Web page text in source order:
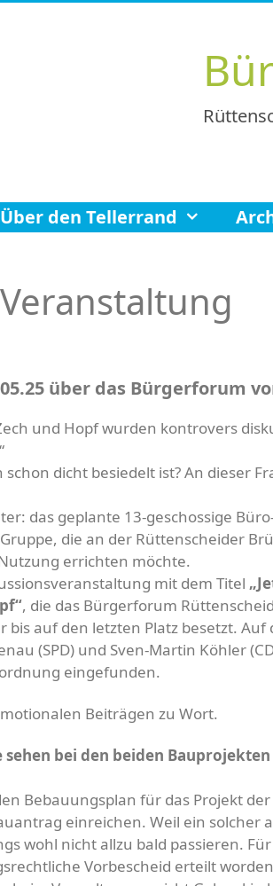
Über den Tellerrand
über das Bürgerforum
und Hopf wurden kontrovers
dicht besiedelt ist? An dieser
das geplante 13-geschossige
die an der Rüttenscheider
errichten möchte.
mit dem Titel
, die das Bürgerforum
auf den letzten Platz besetzt. Auf
(SPD) und Sven-Martin Köhler
eingefunden.
Beiträgen zu Wort.
bei den beiden
Bebauungsplan für das Projekt
einreichen. Weil ein solcher
wohl nicht allzu bald passieren.
Vorbescheid erteilt